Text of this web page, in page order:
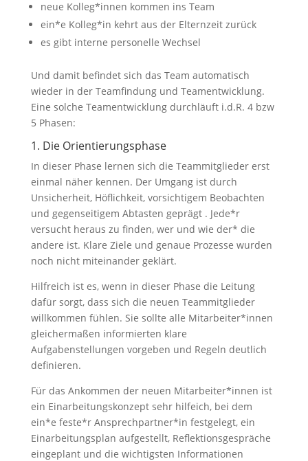
neue Kolleg*innen kommen ins Team
ein*e Kolleg*in kehrt aus der Elternzeit zurück
es gibt interne personelle Wechsel
Und damit befindet sich das Team automatisch
wieder in der Teamfindung und Teamentwicklung.
Eine solche Teamentwicklung durchläuft i.d.R. 4 bzw
5 Phasen:
1. Die Orientierungsphase
In dieser Phase lernen sich die Teammitglieder erst
einmal näher kennen. Der Umgang ist durch
Unsicherheit, Höflichkeit, vorsichtigem Beobachten
und gegenseitigem Abtasten geprägt . Jede*r
versucht heraus zu finden, wer und wie der* die
andere ist. Klare Ziele und genaue Prozesse wurden
noch nicht miteinander geklärt.
Hilfreich ist es, wenn in dieser Phase die Leitung
dafür sorgt, dass sich die neuen Teammitglieder
willkommen fühlen. Sie sollte alle Mitarbeiter*innen
gleichermaßen informierten klare
Aufgabenstellungen vorgeben und Regeln deutlich
definieren.
Für das Ankommen der neuen Mitarbeiter*innen ist
ein Einarbeitungskonzept sehr hilfeich, bei dem
ein*e feste*r Ansprechpartner*in festgelegt, ein
Einarbeitungsplan aufgestellt, Reflektionsgespräche
eingeplant und die wichtigsten Informationen